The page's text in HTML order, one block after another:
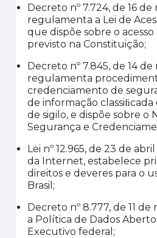
Decreto nº 7.724, de 16 de
regulamenta a Lei de
que dispõe sobre o
previsto na Constituição;
Decreto nº 7.845, de 14
regulamenta
credenciamento de
de informaçãoclassiﬁcada
de sigilo, e dispõe sobre o
Segurança e
Lei nº 12.965, de 23 de
da Internet, estabelece
direitos e deveres para o
Brasil;
Decreto nº 8.777, de 11 de
a Política de Dados
Executivo federal;